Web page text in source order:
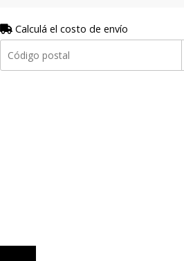
Calculá el costo de envío